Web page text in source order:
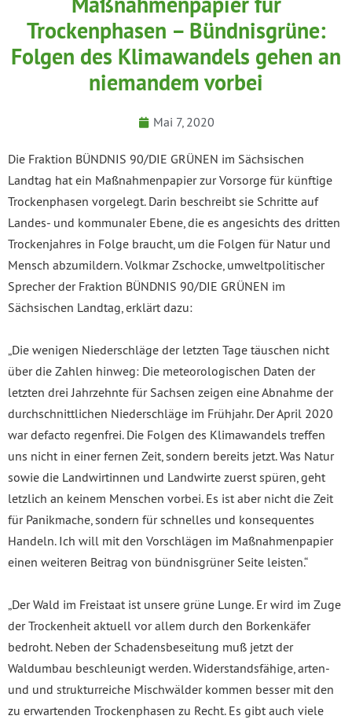
Trockenphasen – Bündnisgrüne:
Folgen des Klimawandels gehen an
niemandem vorbei
Mai 7, 2020
Die Fraktion BÜNDNIS 90/DIE GRÜNEN im Sächsischen
Landtag hat ein Maßnahmenpapier zur Vorsorge für künftige
Trockenphasen vorgelegt. Darin beschreibt sie Schritte auf
Landes- und kommunaler Ebene, die es angesichts des dritten
Trockenjahres in Folge braucht, um die Folgen für Natur und
Mensch abzumildern. Volkmar Zschocke, umweltpolitischer
Sprecher der Fraktion BÜNDNIS 90/DIE GRÜNEN im
Sächsischen Landtag, erklärt dazu:
„Die wenigen Niederschläge der letzten Tage täuschen nicht
über die Zahlen hinweg: Die meteorologischen Daten der
letzten drei Jahrzehnte für Sachsen zeigen eine Abnahme der
durchschnittlichen Niederschläge im Frühjahr. Der April 2020
war defacto regenfrei. Die Folgen des Klimawandels treffen
uns nicht in einer fernen Zeit, sondern bereits jetzt. Was Natur
sowie die Landwirtinnen und Landwirte zuerst spüren, geht
letzlich an keinem Menschen vorbei. Es ist aber nicht die Zeit
für Panikmache, sondern für schnelles und konsequentes
Handeln. Ich will mit den Vorschlägen im Maßnahmenpapier
einen weiteren Beitrag von bündnisgrüner Seite leisten.“
„Der Wald im Freistaat ist unsere grüne Lunge. Er wird im Zuge
der Trockenheit aktuell vor allem durch den Borkenkäfer
bedroht. Neben der Schadensbeseitung muß jetzt der
Waldumbau beschleunigt werden. Widerstandsfähige, arten-
und und strukturreiche Mischwälder kommen besser mit den
zu erwartenden Trockenphasen zu Recht. Es gibt auch viele